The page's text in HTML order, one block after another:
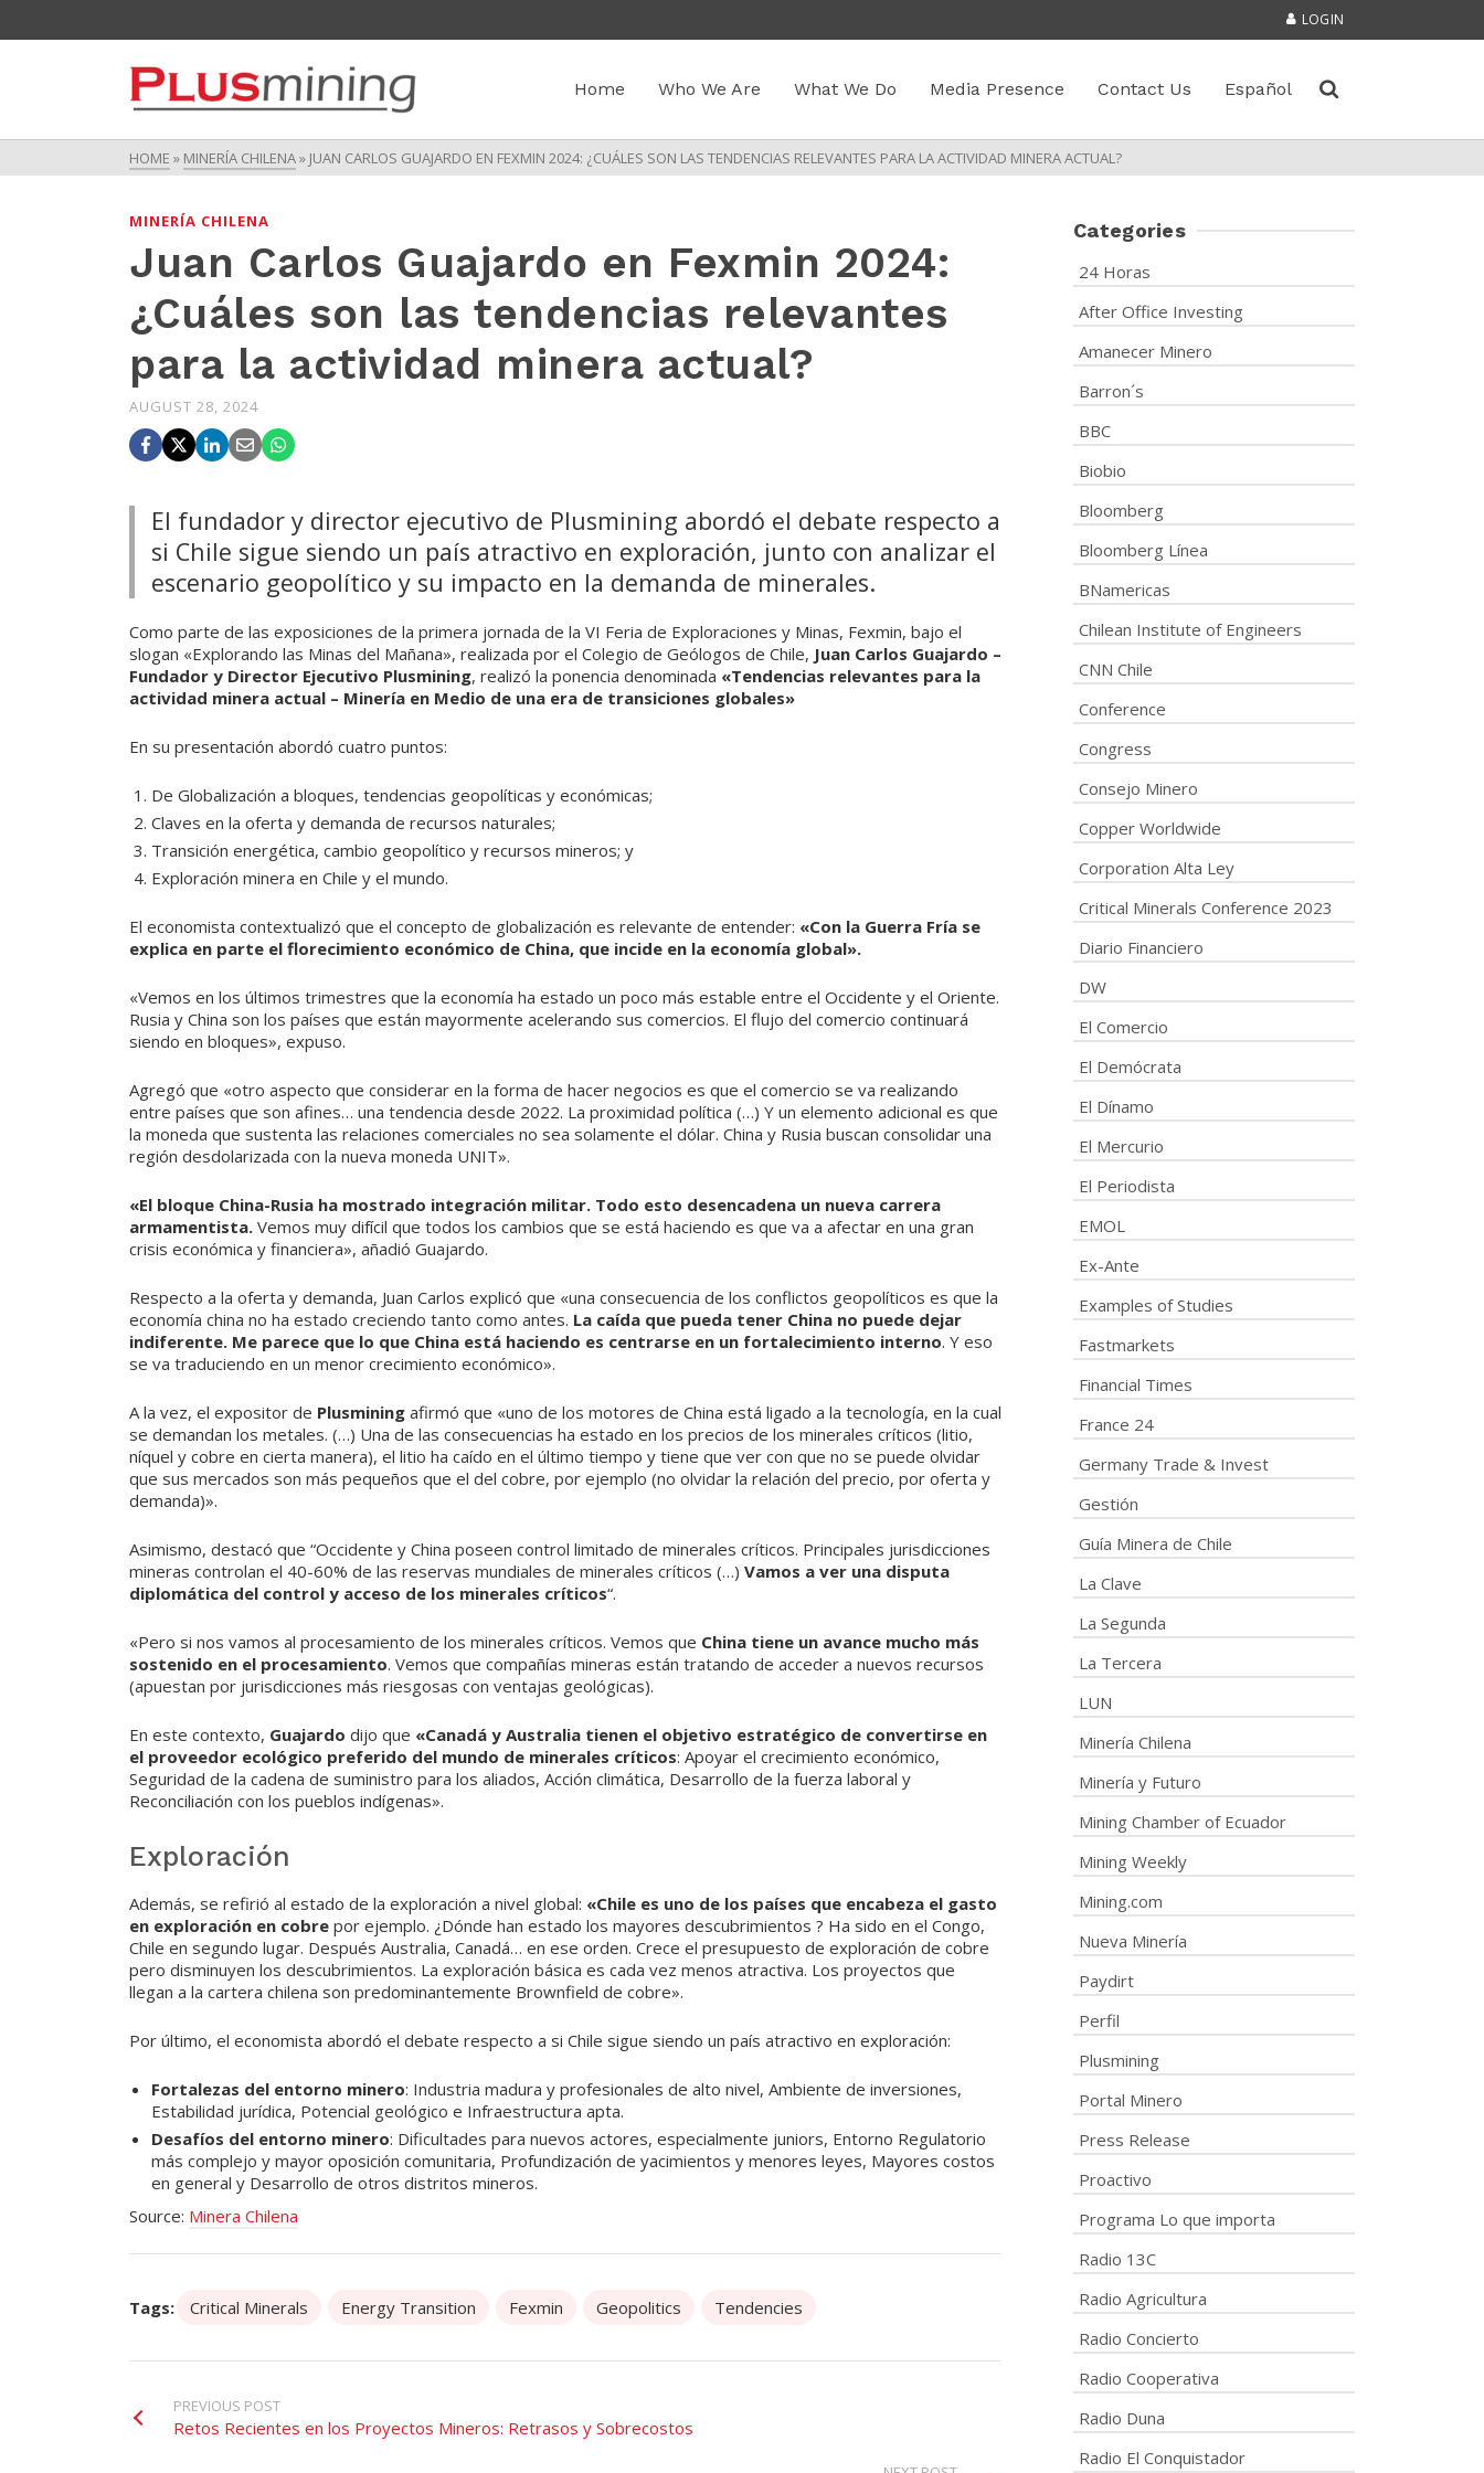
LOGIN
Home Who We Are What We Do Media Presence Contact Us Español
HOME » MINERÍA CHILENA» JUAN CARLOS GUAJARDO EN FEXMIN 2024: ¿CUÁLES SON LAS TENDENCIAS RELEVANTES PARA LA ACTIVIDAD MINERA ACTUAL?
MINERÍA CHILENA
Juan Carlos Guajardo en Fexmin 2024:
¿Cuáles son las tendencias relevantes
para la actividad minera actual?
AUGUST 28, 2024
El fundador y director ejecutivo de Plusmining abordó el debate respecto a
si Chile sigue siendo un país atractivo en exploración, junto con analizar el
escenario geopolítico y su impacto en la demanda de minerales.
Como parte de las exposiciones de la primera jornada de la VI Feria de Exploraciones y Minas, Fexmin, bajo el
slogan «Explorando las Minas del Mañana», realizada por el Colegio de Geólogos de Chile, Juan Carlos Guajardo –
Fundador y Director Ejecutivo Plusmining, realizó la ponencia denominada «Tendencias relevantes para la
actividad minera actual – Minería en Medio de una era de transiciones globales»
En su presentación abordó cuatro puntos:
De Globalización a bloques, tendencias geopolíticas y económicas;
Claves en la oferta y demanda de recursos naturales;
Transición energética, cambio geopolítico y recursos mineros; y
Exploración minera en Chile y el mundo.
El economista contextualizó que el concepto de globalización es relevante de entender: «Con la Guerra Fría se
explica en parte el florecimiento económico de China, que incide en la economía global».
«Vemos en los últimos trimestres que la economía ha estado un poco más estable entre el Occidente y el Oriente.
Rusia y China son los países que están mayormente acelerando sus comercios. El flujo del comercio continuará
siendo en bloques», expuso.
Agregó que «otro aspecto que considerar en la forma de hacer negocios es que el comercio se va realizando
entre países que son afines… una tendencia desde 2022. La proximidad política (…) Y un elemento adicional es que
la moneda que sustenta las relaciones comerciales no sea solamente el dólar. China y Rusia buscan consolidar una
región desdolarizada con la nueva moneda UNIT».
«El bloque China-Rusia ha mostrado integración militar. Todo esto desencadena un nueva carrera
armamentista. Vemos muy difícil que todos los cambios que se está haciendo es que va a afectar en una gran
crisis económica y financiera», añadió Guajardo.
Respecto a la oferta y demanda, Juan Carlos explicó que «una consecuencia de los conflictos geopolíticos es que la
economía china no ha estado creciendo tanto como antes. La caída que pueda tener China no puede dejar
indiferente. Me parece que lo que China está haciendo es centrarse en un fortalecimiento interno. Y eso
se va traduciendo en un menor crecimiento económico».
A la vez, el expositor de Plusmining afirmó que «uno de los motores de China está ligado a la tecnología, en la cual
se demandan los metales. (…) Una de las consecuencias ha estado en los precios de los minerales críticos (litio,
níquel y cobre en cierta manera), el litio ha caído en el último tiempo y tiene que ver con que no se puede olvidar
que sus mercados son más pequeños que el del cobre, por ejemplo (no olvidar la relación del precio, por oferta y
demanda)».
Asimismo, destacó que “Occidente y China poseen control limitado de minerales críticos. Principales jurisdicciones
mineras controlan el 40-60% de las reservas mundiales de minerales críticos (…) Vamos a ver una disputa
diplomática del control y acceso de los minerales críticos“.
«Pero si nos vamos al procesamiento de los minerales críticos. Vemos que China tiene un avance mucho más
sostenido en el procesamiento. Vemos que compañías mineras están tratando de acceder a nuevos recursos
(apuestan por jurisdicciones más riesgosas con ventajas geológicas).
En este contexto, Guajardo dijo que «Canadá y Australia tienen el objetivo estratégico de convertirse en
el proveedor ecológico preferido del mundo de minerales críticos: Apoyar el crecimiento económico,
Seguridad de la cadena de suministro para los aliados, Acción climática, Desarrollo de la fuerza laboral y
Reconciliación con los pueblos indígenas».
Exploración
Además, se refirió al estado de la exploración a nivel global: «Chile es uno de los países que encabeza el gasto
en exploración en cobre por ejemplo. ¿Dónde han estado los mayores descubrimientos ? Ha sido en el Congo,
Chile en segundo lugar. Después Australia, Canadá… en ese orden. Crece el presupuesto de exploración de cobre
pero disminuyen los descubrimientos. La exploración básica es cada vez menos atractiva. Los proyectos que
llegan a la cartera chilena son predominantemente Brownfield de cobre».
Por último, el economista abordó el debate respecto a si Chile sigue siendo un país atractivo en exploración:
Fortalezas del entorno minero: Industria madura y profesionales de alto nivel, Ambiente de inversiones,
Estabilidad jurídica, Potencial geológico e Infraestructura apta.
Desafíos del entorno minero: Dificultades para nuevos actores, especialmente juniors, Entorno Regulatorio
más complejo y mayor oposición comunitaria, Profundización de yacimientos y menores leyes, Mayores costos
en general y Desarrollo de otros distritos mineros.
Source: Minera Chilena
Tags: Critical Minerals Energy Transition Fexmin Geopolitics Tendencies
PREVIOUS POST
Retos Recientes en los Proyectos Mineros: Retrasos y Sobrecostos
Categories
24 Horas
After Office Investing
Amanecer Minero
Barron´s
BBC
Biobio
Bloomberg
Bloomberg Línea
BNamericas
Chilean Institute of Engineers
CNN Chile
Conference
Congress
Consejo Minero
Copper Worldwide
Corporation Alta Ley
Critical Minerals Conference 2023
Diario Financiero
DW
El Comercio
El Demócrata
El Dínamo
El Mercurio
El Periodista
EMOL
Ex-Ante
Examples of Studies
Fastmarkets
Financial Times
France 24
Germany Trade & Invest
Gestión
Guía Minera de Chile
La Clave
La Segunda
La Tercera
LUN
Minería Chilena
Minería y Futuro
Mining Chamber of Ecuador
Mining Weekly
Mining.com
Nueva Minería
Paydirt
Perfil
Plusmining
Portal Minero
Press Release
Proactivo
Programa Lo que importa
Radio 13C
Radio Agricultura
Radio Concierto
Radio Cooperativa
Radio Duna
Radio El Conquistador